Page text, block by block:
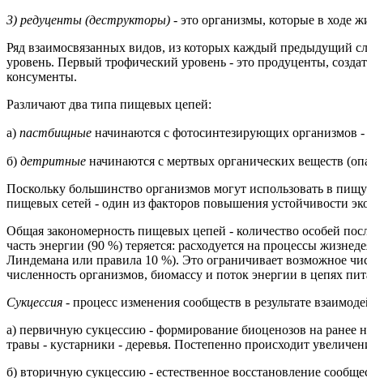
3) редуценты (деструкторы) - это организмы, которые в ходе
Ряд взаимосвязанных видов, из которых каждый предыдущий
уровень. Первый трофический уровень - это продуценты,
консументы.
Различают два типа пищевых цепей:
а) пастбищные начинаются с фотосинтезирующих
б) детритные начинаются с мертвых органических
Поскольку большинство организмов могут использовать в
пищевых сетей - один из факторов повышения устойчивости
Общая закономерность пищевых цепей - количество особей
часть энергии (90 %) теряется: расходуется на процессы
Линдемана или правила 10 %). Это ограничивает возможное
численность организмов, биомассу и поток энергии в цепях
Сукцессия - процесс изменения сообществ в результате
а) первичную сукцессию - формирование биоценозов на
травы - кустарники - деревья. Постепенно происходит
б) вторичную сукцессию - естественное восстановление